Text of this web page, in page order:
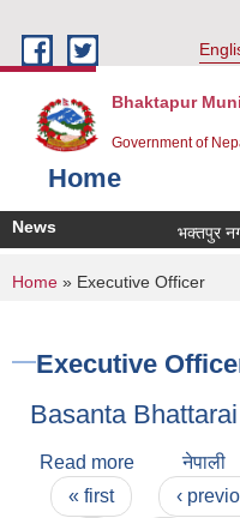
Bhaktapur
Government of
Home
News भक्तपुर
You are here
Home » Executive Officer
Executive
Basanta Bhattarai
Read more aboutनेपाली
Pages
« first ‹